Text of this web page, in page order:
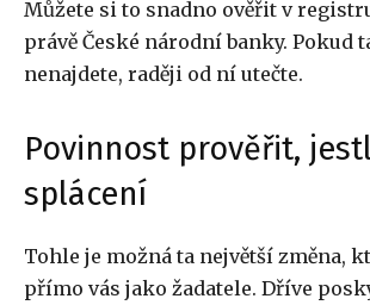
Můžete si to snadno ověřit v
právě České národní banky. Pokud
nenajdete, raději od ní utečte.
Povinnost prověřit,
splácení
Tohle je možná ta největší změna,
přímo vás jako žadatele. Dříve